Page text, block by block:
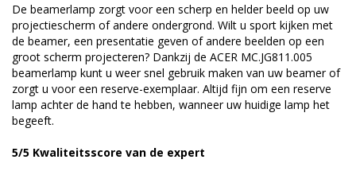
De beamerlamp zorgt voor een scherp en helder beeld op uw
projectiescherm of andere ondergrond. Wilt u sport kijken met
de beamer, een presentatie geven of andere beelden op een
groot scherm projecteren? Dankzij de ACER MC.JG811.005
beamerlamp kunt u weer snel gebruik maken van uw beamer of
zorgt u voor een reserve-exemplaar. Altijd fijn om een reserve
lamp achter de hand te hebben, wanneer uw huidige lamp het
begeeft.
5/5 Kwaliteitsscore van de expert